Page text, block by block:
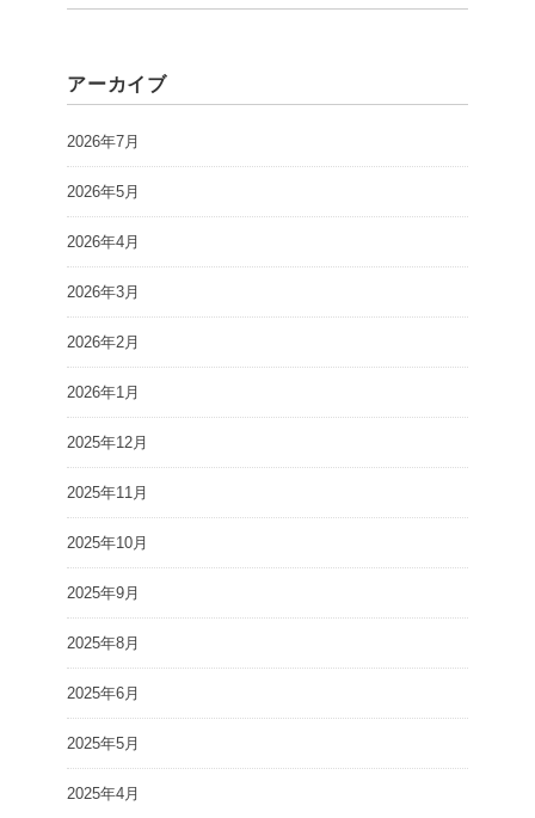
アーカイブ
2026年7月
2026年5月
2026年4月
2026年3月
2026年2月
2026年1月
2025年12月
2025年11月
2025年10月
2025年9月
2025年8月
2025年6月
2025年5月
2025年4月